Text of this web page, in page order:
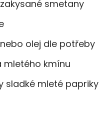
smetany
olej dle potřeby
mletého kmínu
sladké mleté papriky